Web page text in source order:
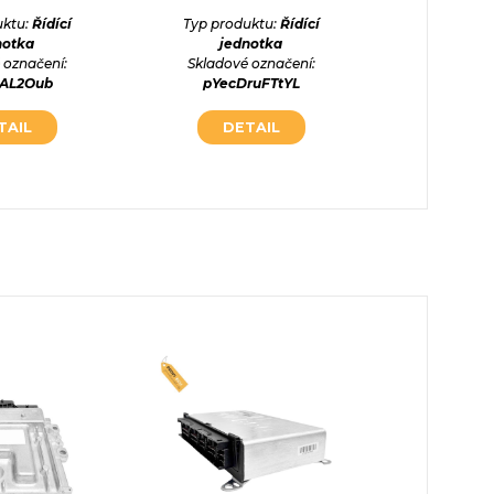
Řídící
označení:
Typ produktu: Řídící
jednotka
Skladové označení:
pYecDruFTtYL
DETAIL